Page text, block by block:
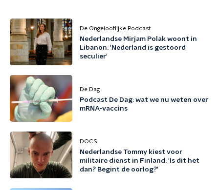
De Ongelooflijke Podcast
Nederlandse Mirjam Polak woont in
Libanon: 'Nederland is gestoord
seculier'
De Dag
Podcast De Dag: wat we nu weten over
mRNA-vaccins
DOCS
Nederlandse Tommy kiest voor
militaire dienst in Finland: 'Is dit het
dan? Begint de oorlog?'